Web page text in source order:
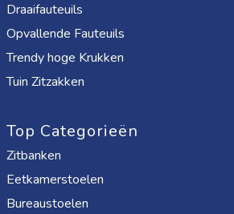
Draaifauteuils
Opvallende Fauteuils
Trendy hoge Krukken
Tuin Zitzakken
Top Categorieën
Zitbanken
Eetkamerstoelen
Bureaustoelen